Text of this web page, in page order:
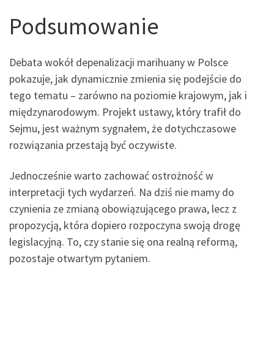
Podsumowanie
Debata wokół depenalizacji marihuany w Polsce
pokazuje, jak dynamicznie zmienia się podejście do
tego tematu – zarówno na poziomie krajowym, jak i
międzynarodowym. Projekt ustawy, który trafił do
Sejmu, jest ważnym sygnałem, że dotychczasowe
rozwiązania przestają być oczywiste.
Jednocześnie warto zachować ostrożność w
interpretacji tych wydarzeń. Na dziś nie mamy do
czynienia ze zmianą obowiązującego prawa, lecz z
propozycją, która dopiero rozpoczyna swoją drogę
legislacyjną. To, czy stanie się ona realną reformą,
pozostaje otwartym pytaniem.